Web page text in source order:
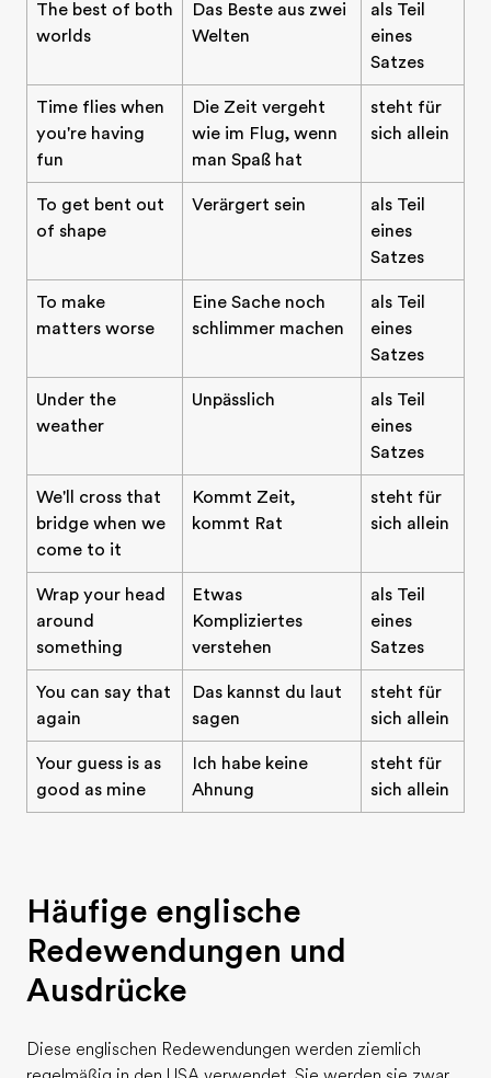
The best of both
worlds
Das Beste aus zwei
Welten
als Teil
eines
Satzes
Time flies when
you're having
fun
Die Zeit vergeht
wie im Flug, wenn
man Spaß hat
steht für
sich allein
To get bent out
of shape
Verärgert sein
als Teil
eines
Satzes
To make
matters worse
Eine Sache noch
schlimmer machen
als Teil
eines
Satzes
Under the
weather
Unpässlich
als Teil
eines
Satzes
We'll cross that
bridge when we
come to it
Kommt Zeit,
kommt Rat
steht für
sich allein
Wrap your head
around
something
Etwas
Kompliziertes
verstehen
als Teil
eines
Satzes
You can say that
again
Das kannst du laut
sagen
steht für
sich allein
Your guess is as
good as mine
Ich habe keine
Ahnung
steht für
sich allein
Häufige englische
Redewendungen und
Ausdrücke
Diese englischen Redewendungen werden ziemlich